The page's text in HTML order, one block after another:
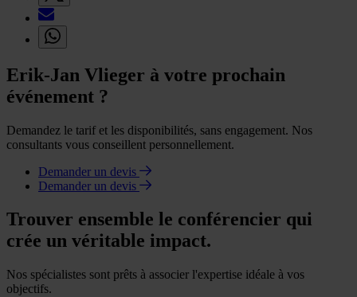
Erik-Jan Vlieger à votre prochain
événement ?
Demandez le tarif et les disponibilités, sans engagement. Nos
consultants vous conseillent personnellement.
Demander un devis
Demander un devis
Trouver ensemble le conférencier qui
crée un véritable impact.
Nos spécialistes sont prêts à associer l'expertise idéale à vos
objectifs.